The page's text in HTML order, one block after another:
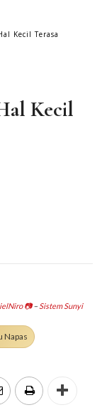
Penutup
MUSIK
Kecil Terasa
Kecil
📷– Sistem Sunyi
Napas